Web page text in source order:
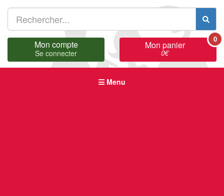
Mon compte
Se connecter
Mon panier
0€
0
Menu